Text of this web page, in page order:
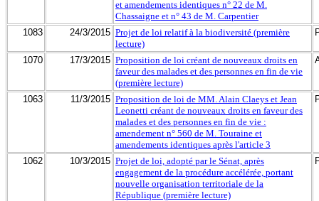
et amendements identiques n° 22 de M.
Chassaigne et n° 43 de M. Carpentier
1083 24/3/2015 Projet de loi relatif à la biodiversité (première
lecture)
1070 17/3/2015 Proposition de loi créant de nouveaux droits en
faveur des malades et des personnes en fin de vie
(première lecture)
1063 11/3/2015 Proposition de loi de MM. Alain Claeys et Jean
Leonetti créant de nouveaux droits en faveur des
malades et des personnes en fin de vie :
amendement n° 560 de M. Touraine et
amendements identiques après l'article 3
1062 10/3/2015 Projet de loi, adopté par le Sénat, après
engagement de la procédure accélérée, portant
nouvelle organisation territoriale de la
République (première lecture)